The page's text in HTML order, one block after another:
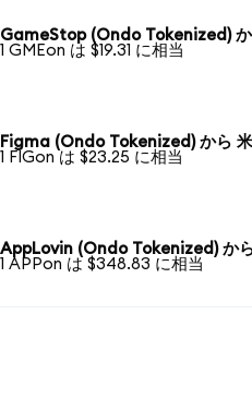
GameStop (Ondo Tokenized) か
1 GMEon は $19.31 に相当
Figma (Ondo Tokenized) から
1 FIGon は $23.25 に相当
AppLovin (Ondo Tokenized) か
1 APPon は $348.83 に相当